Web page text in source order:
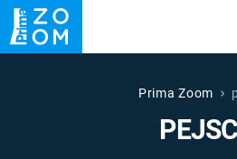
UFO DRUHÁ
VETŘELCI DÁVNOVĚKU
Prima Zoom